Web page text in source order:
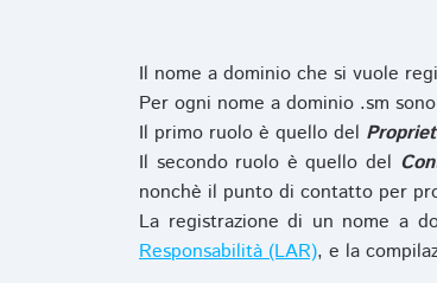
Il nome a dominio che si vuole
Per ogni nome a dominio .sm
Il primo ruolo è quello del
Il secondo ruolo è quello del
nonchè il punto di contatto per
La registrazione di un nome a
Responsabilità (LAR), e la